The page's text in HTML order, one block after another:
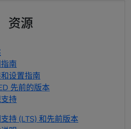
资源
南
设置指南
先前的版本
持
持 (LTS) 和先前版本